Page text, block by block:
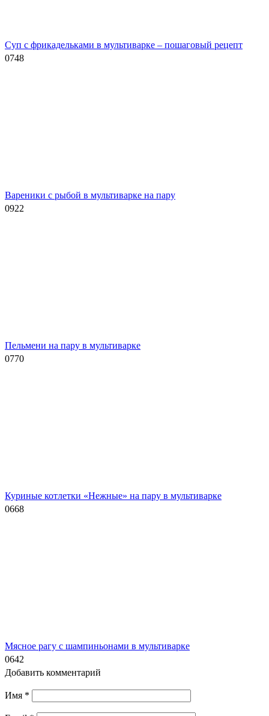
Суп с фрикадельками в мультиварке – пошаговый рецепт
0748
Вареники с рыбой в мультиварке на пару
0922
Пельмени на пару в мультиварке
0770
Куриные котлетки «Нежные» на пару в мультиварке
0668
Мясное рагу с шампиньонами в мультиварке
0642
Добавить комментарий
Имя *